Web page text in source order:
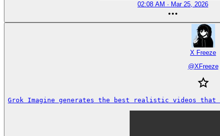
02:08 AM · Mar 25, 2026
X Freeze
@XFreeze
Grok Imagine generates the best realistic videos